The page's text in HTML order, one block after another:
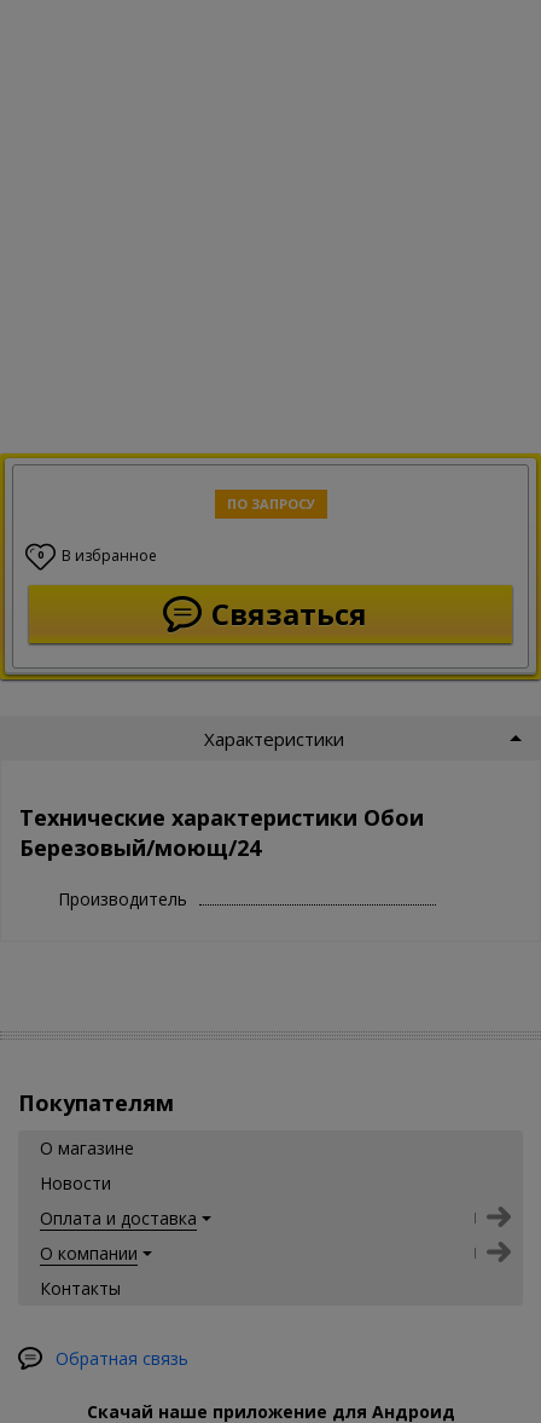
ПО ЗАПРОСУ
0 В избранное
Связаться
Характеристики
Технические характеристики Обои
Березовый/моющ/24
Производитель
Покупателям
О магазине
Новости
Оплата и доставка
О компании
Контакты
Обратная связь
Скачай наше приложение для Андроид